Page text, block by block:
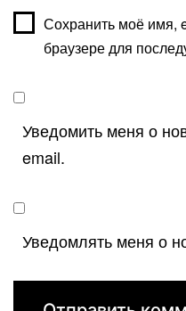
Сохранить моё имя,
браузере для
Уведомить меня о
email.
Уведомлять меня о